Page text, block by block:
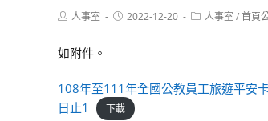
Post人事室
Post2022-12-20
Post人事室 /首頁
如附件。
108年至111年全國公教員工旅遊平安
日止1
下載